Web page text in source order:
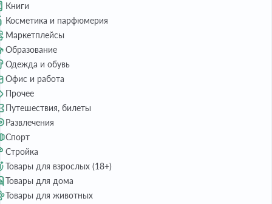
Книги
Косметика и парфюмерия
Маркетплейсы
Образование
Одежда и обувь
Офис и работа
Прочее
Путешествия, билеты
Развлечения
Спорт
Стройка
Товары для взрослых (18+)
Товары для дома
Товары для животных